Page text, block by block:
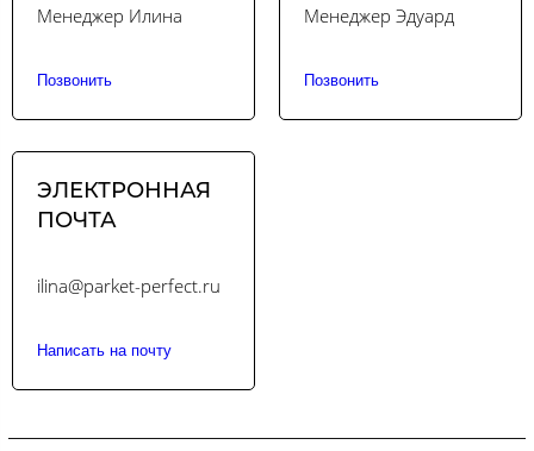
Менеджер Илина
Позвонить
Менеджер Эдуард
Позвонить
ЭЛЕКТРОННАЯ
ПОЧТА
ilina@parket-perfect.ru
Написать на почту